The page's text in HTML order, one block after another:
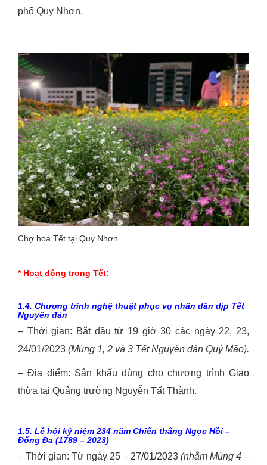
phố Quy Nhơn.
Chợ hoa Tết tại Quy Nhơn
* Hoạt động trong Tết:
1.4. Chương trình nghệ thuật phục vụ nhân dân dịp Tết
Nguyên đán
– Thời gian: Bắt đầu từ 19 giờ 30 các ngày 22, 23,
24/01/2023 (Mùng 1, 2 và 3 Tết Nguyên đán Quý Mão).
– Địa điểm: Sân khấu dùng cho chương trình Giao
thừa tại Quảng trường Nguyễn Tất Thành.
1.5. Lễ hội kỷ niệm 234 năm Chiến thắng Ngọc Hồi –
Đống Đa (1789 – 2023)
– Thời gian: Từ ngày 25 – 27/01/2023 (nhằm Mùng 4 –